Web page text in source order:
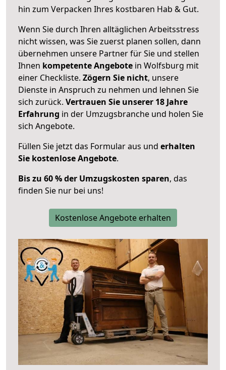
hin zum Verpacken Ihres kostbaren Hab & Gut.
Wenn Sie durch Ihren alltäglichen Arbeitsstress
nicht wissen, was Sie zuerst planen sollen, dann
übernehmen unsere Partner für Sie und stellen
Ihnen kompetente Angebote in Wolfsburg mit
einer Checkliste. Zögern Sie nicht, unsere
Dienste in Anspruch zu nehmen und lehnen Sie
sich zurück. Vertrauen Sie unserer 18 Jahre
Erfahrung in der Umzugsbranche und holen Sie
sich Angebote.
Füllen Sie jetzt das Formular aus und erhalten
Sie kostenlose Angebote.
Bis zu 60 % der Umzugskosten sparen, das
finden Sie nur bei uns!
Kostenlose Angebote erhalten